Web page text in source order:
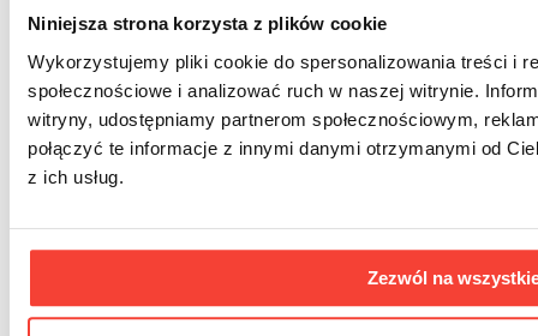
Niniejsza strona korzysta z plików cookie
Wykorzystujemy pliki cookie do spersonalizowania treści i
społecznościowe i analizować ruch w naszej witrynie.
witryny, udostępniamy partnerom społecznościowym,
połączyć te informacje z innymi danymi otrzymanymi od
z ich usług.
Zezwól na
Zapisz się do
Newslettera Startpolish
I otrzymuj powiadomienia o naszych promocjach i nowościach.